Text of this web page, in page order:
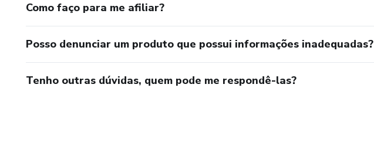
Como faço para me afiliar?
Posso denunciar um produto que possui informações inadequadas?
Tenho outras dúvidas, quem pode me respondê-las?